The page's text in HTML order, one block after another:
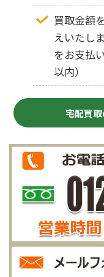
買取金額
えいたし
をお支払
以内）
宅配買